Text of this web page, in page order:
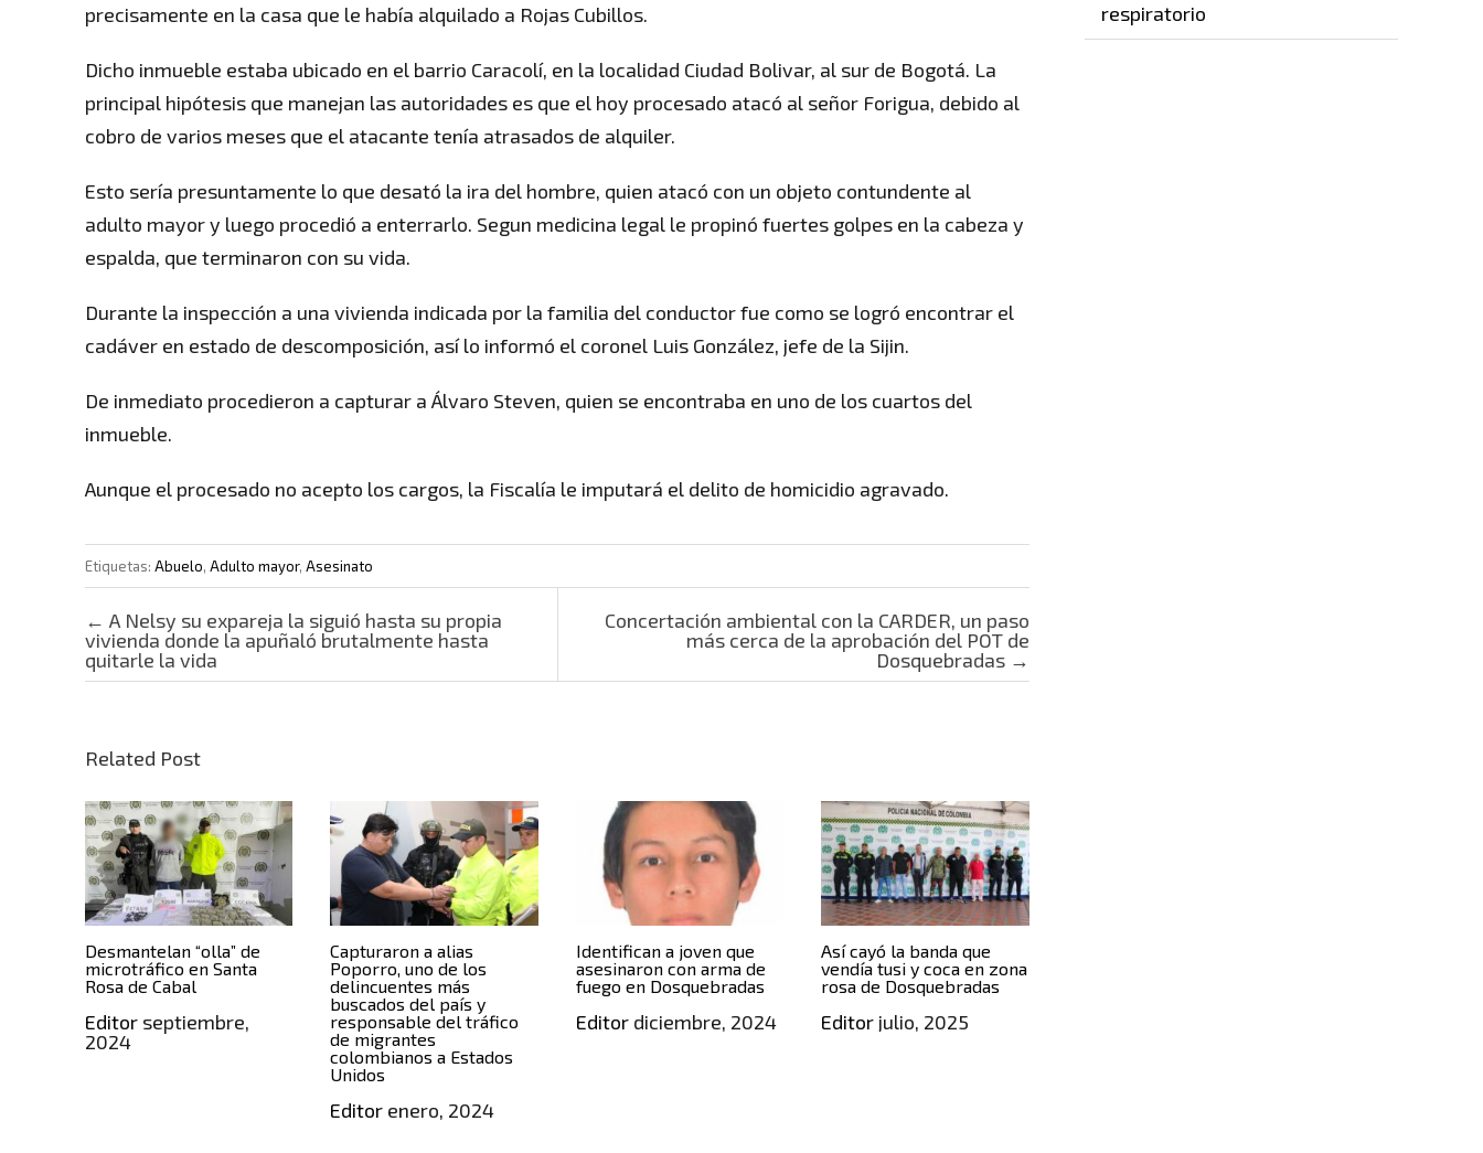
precisamente en la casa que le había alquilado a Rojas Cubillos.
Dicho inmueble estaba ubicado en el barrio Caracolí, en la localidad Ciudad Bolivar, al sur de Bogotá. La
principal hipótesis que manejan las autoridades es que el hoy procesado atacó al señor Forigua, debido al
cobro de varios meses que el atacante tenía atrasados de alquiler.
Esto sería presuntamente lo que desató la ira del hombre, quien atacó con un objeto contundente al
adulto mayor y luego procedió a enterrarlo. Segun medicina legal le propinó fuertes golpes en la cabeza y
espalda, que terminaron con su vida.
Durante la inspección a una vivienda indicada por la familia del conductor fue como se logró encontrar el
cadáver en estado de descomposición, así lo informó el coronel Luis González, jefe de la Sijin.
De inmediato procedieron a capturar a Álvaro Steven, quien se encontraba en uno de los cuartos del
inmueble.
Aunque el procesado no acepto los cargos, la Fiscalía le imputará el delito de homicidio agravado.
Etiquetas: Abuelo, Adulto mayor, Asesinato
Post navigation
← A Nelsy su expareja la siguió hasta su propia
vivienda donde la apuñaló brutalmente hasta
quitarle la vida
Concertación ambiental con la CARDER, un paso
más cerca de la aprobación del POT de
Dosquebradas →
Related Post
Desmantelan “olla” de
microtráfico en Santa
Rosa de Cabal
Editor septiembre,
2024
Capturaron a alias
Poporro, uno de los
delincuentes más
buscados del país y
responsable del tráfico
de migrantes
colombianos a Estados
Unidos
Editor enero, 2024
Identifican a joven que
asesinaron con arma de
fuego en Dosquebradas
Editordiciembre, 2024
Así cayó la banda que
vendía tusi y coca en zona
rosa de Dosquebradas
Editor julio, 2025
respiratorio